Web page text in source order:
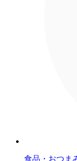
食品・おつま